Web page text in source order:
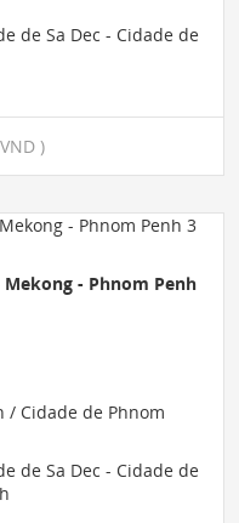
de Sa Dec - Cidade de
)
- Phnom Penh
/ Cidade de Phnom
de Sa Dec - Cidade de